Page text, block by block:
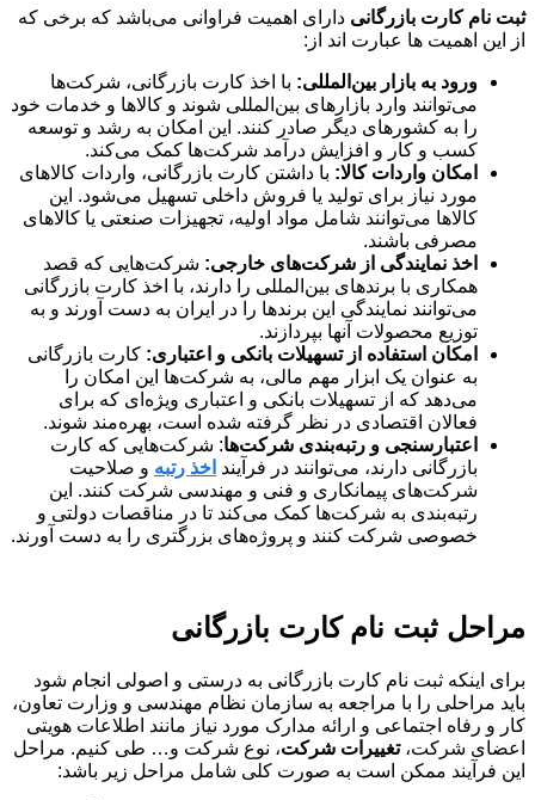
ثبت نام کارت بازرگانی دارای اهمیت فراوانی می‌باشد که برخی که
از این اهمیت ها عبارت اند از:
ورود به بازار بین‌المللی: با اخذ کارت بازرگانی، شرکت‌ها
می‌توانند وارد بازارهای بین‌المللی شوند و کالاها و خدمات خود
را به کشورهای دیگر صادر کنند. این امکان به رشد و توسعه
کسب و کار و افزایش درآمد شرکت‌ها کمک می‌کند.
امکان واردات کالا: با داشتن کارت بازرگانی، واردات کالاهای
مورد نیاز برای تولید یا فروش داخلی تسهیل می‌شود. این
کالاها می‌توانند شامل مواد اولیه، تجهیزات صنعتی یا کالاهای
مصرفی باشند.
اخذ نمایندگی از شرکت‌های خارجی: شرکت‌هایی که قصد
همکاری با برندهای بین‌المللی را دارند، با اخذ کارت بازرگانی
می‌توانند نمایندگی این برندها را در ایران به دست آورند و به
توزیع محصولات آنها بپردازند.
امکان استفاده از تسهیلات بانکی و اعتباری: کارت بازرگانی
به عنوان یک ابزار مهم مالی، به شرکت‌ها این امکان را
می‌دهد که از تسهیلات بانکی و اعتباری ویژه‌ای که برای
فعالان اقتصادی در نظر گرفته شده است، بهره‌مند شوند.
اعتبارسنجی و رتبه‌بندی شرکت‌ها: شرکت‌هایی که کارت
بازرگانی دارند، می‌توانند در فرآیند اخذ رتبه و صلاحیت
شرکت‌های پیمانکاری و فنی و مهندسی شرکت کنند. این
رتبه‌بندی به شرکت‌ها کمک می‌کند تا در مناقصات دولتی و
خصوصی شرکت کنند و پروژه‌های بزرگتری را به دست آورند.
مراحل ثبت نام کارت بازرگانی
برای اینکه ثبت نام کارت بازرگانی به درستی و اصولی انجام شود
باید مراحلی را با مراجعه به سازمان نظام مهندسی و وزارت تعاون،
کار و رفاه اجتماعی و ارائه مدارک مورد نیاز مانند اطلاعات هویتی
اعضای شرکت،تغییرات شرکت، نوع شرکت و… طی کنیم. مراحل
این فرآیند ممکن است به صورت کلی شامل مراحل زیر باشد: